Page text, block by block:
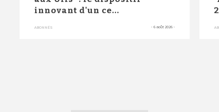
innovant d'un ce...
ABONNÉS - 6 août 2026 -